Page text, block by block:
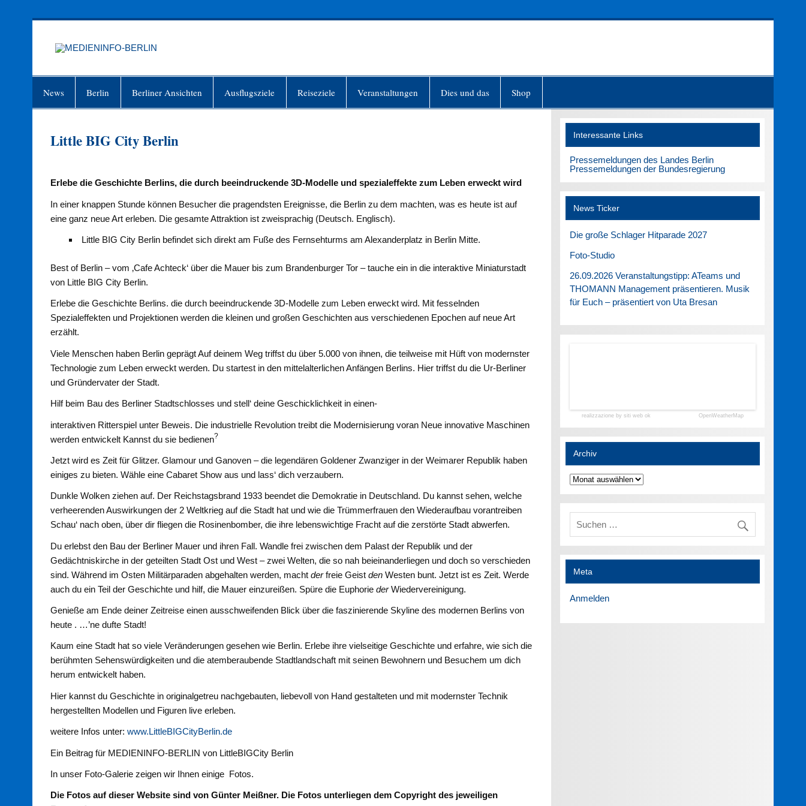
News Berlin Berliner Ansichten Ausflugsziele Reiseziele Veranstaltungen Dies und das Shop
Little BIG City Berlin
Erlebe die Geschichte Berlins, die durch beeindruckende 3D-Modelle und spezialeffekte zum Leben erweckt wird
In einer knappen Stunde können Besucher die pragendsten Ereignisse, die Berlin zu dem machten, was es heute ist auf
eine ganz neue Art erleben. Die gesamte Attraktion ist zweisprachig (Deutsch. Englisch).
Little BIG City Berlin befindet sich direkt am Fuße des Fernsehturms am Alexanderplatz in Berlin Mitte.
Best of Berlin – vom ‚Cafe Achteck‘ über die Mauer bis zum Brandenburger Tor – tauche ein in die interaktive Miniaturstadt
von Little BIG City Berlin.
Erlebe die Geschichte Berlins. die durch beeindruckende 3D-Modelle zum Leben erweckt wird. Mit fesselnden
Spezialeffekten und Projektionen werden die kleinen und großen Geschichten aus verschiedenen Epochen auf neue Art
erzählt.
Viele Menschen haben Berlin geprägt Auf deinem Weg triffst du über 5.000 von ihnen, die teilweise mit Hüft von modernster
Technologie zum Leben erweckt werden. Du startest in den mittelalterlichen Anfängen Berlins. Hier triffst du die Ur-Berliner
und Gründervater der Stadt.
Hilf beim Bau des Berliner Stadtschlosses und stell‘ deine Geschicklichkeit in einen-
interaktiven Ritterspiel unter Beweis. Die industrielle Revolution treibt die Modernisierung voran Neue innovative Maschinen
werden entwickelt Kannst du sie bedienen?
Jetzt wird es Zeit für Glitzer. Glamour und Ganoven – die legendären Goldener Zwanziger in der Weimarer Republik haben
einiges zu bieten. Wähle eine Cabaret Show aus und lass‘ dich verzaubern.
Dunkle Wolken ziehen auf. Der Reichstagsbrand 1933 beendet die Demokratie in Deutschland. Du kannst sehen, welche
verheerenden Auswirkungen der 2 Weltkrieg auf die Stadt hat und wie die Trümmerfrauen den Wiederaufbau vorantreiben
Schau‘ nach oben, über dir fliegen die Rosinenbomber, die ihre lebenswichtige Fracht auf die zerstörte Stadt abwerfen.
Du erlebst den Bau der Berliner Mauer und ihren Fall. Wandle frei zwischen dem Palast der Republik und der
Gedächtniskirche in der geteilten Stadt Ost und West – zwei Welten, die so nah beieinanderliegen und doch so verschieden
sind. Während im Osten Militärparaden abgehalten werden, machtderfreie GeistdenWesten bunt. Jetzt ist es Zeit. Werde
auch du ein Teil der Geschichte und hilf, die Mauer einzureißen. Spüre die EuphoriederWiedervereinigung.
Genieße am Ende deiner Zeitreise einen ausschweifenden Blick über die faszinierende Skyline des modernen Berlins von
heute . …’ne dufte Stadt!
Kaum eine Stadt hat so viele Veränderungen gesehen wie Berlin. Erlebe ihre vielseitige Geschichte und erfahre, wie sich die
berühmten Sehenswürdigkeiten und die atemberaubende Stadtlandschaft mit seinen Bewohnern und Besuchem um dich
herum entwickelt haben.
Hier kannst du Geschichte in originalgetreu nachgebauten, liebevoll von Hand gestalteten und mit modernster Technik
hergestellten Modellen und Figuren live erleben.
weitere Infos unter: www.LittleBIGCityBerlin.de
Ein Beitrag für MEDIENINFO-BERLIN von LittleBIGCity Berlin
In unser Foto-Galerie zeigen wir Ihnen einige Fotos.
Die Fotos auf dieser Website sind von Günter Meißner. Die Fotos unterliegen dem Copyright des jeweiligen
Interessante Links
Pressemeldungen des Landes Berlin
Pressemeldungen der Bundesregierung
News Ticker
Die große Schlager Hitparade 2027
Foto-Studio
26.09.2026 Veranstaltungstipp: ATeams und
THOMANN Management präsentieren. Musik
für Euch – präsentiert von Uta Bresan
realizzazione by siti web ok OpenWeatherMap
Archiv
Archiv
Meta
Anmelden